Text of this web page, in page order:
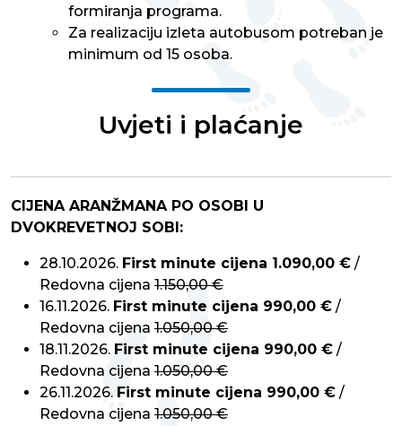
formiranja programa.
Za realizaciju izleta autobusom potreban je
minimum od 15 osoba.
Uvjeti i plaćanje
CIJENA ARANŽMANA PO OSOBI U
DVOKREVETNOJ SOBI:
28.10.2026. First minute cijena 1.090,00 € /
Redovna cijena 1.150,00 €
16.11.2026. First minute cijena 990,00 € /
Redovna cijena 1.050,00 €
18.11.2026. First minute cijena 990,00 € /
Redovna cijena 1.050,00 €
26.11.2026. First minute cijena 990,00 € /
Redovna cijena 1.050,00 €